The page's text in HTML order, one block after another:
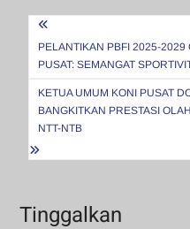
Navigasi
pos
PELANTIKAN PBFI 2025-2029
PUSAT: SEMANGAT
KETUA UMUM KONI PUSAT
BANGKITKAN PRESTASI
NTT-NTB
Tinggalkan